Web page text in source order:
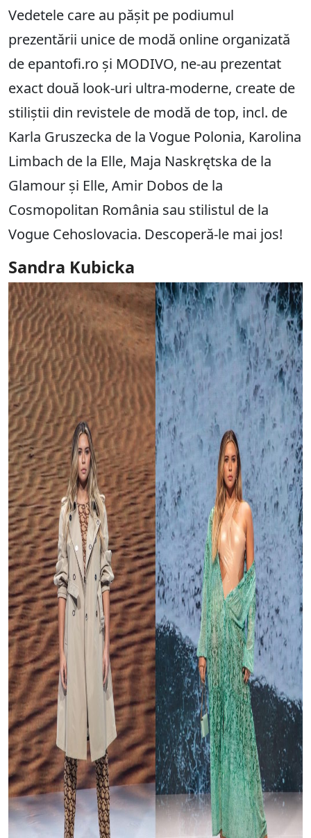
Vedetele care au pășit pe podiumul
prezentării unice de modă online organizată
de epantofi.ro și MODIVO, ne-au prezentat
exact două look-uri ultra-moderne, create de
stiliștii din revistele de modă de top, incl. de
Karla Gruszecka de la Vogue Polonia, Karolina
Limbach de la Elle, Maja Naskrętska de la
Glamour și Elle, Amir Dobos de la
Cosmopolitan România sau stilistul de la
Vogue Cehoslovacia. Descoperă-le mai jos!
Sandra Kubicka